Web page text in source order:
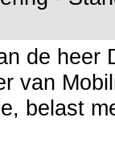
de heer
van
belast